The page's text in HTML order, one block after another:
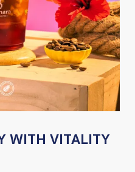
WITH VITALITY